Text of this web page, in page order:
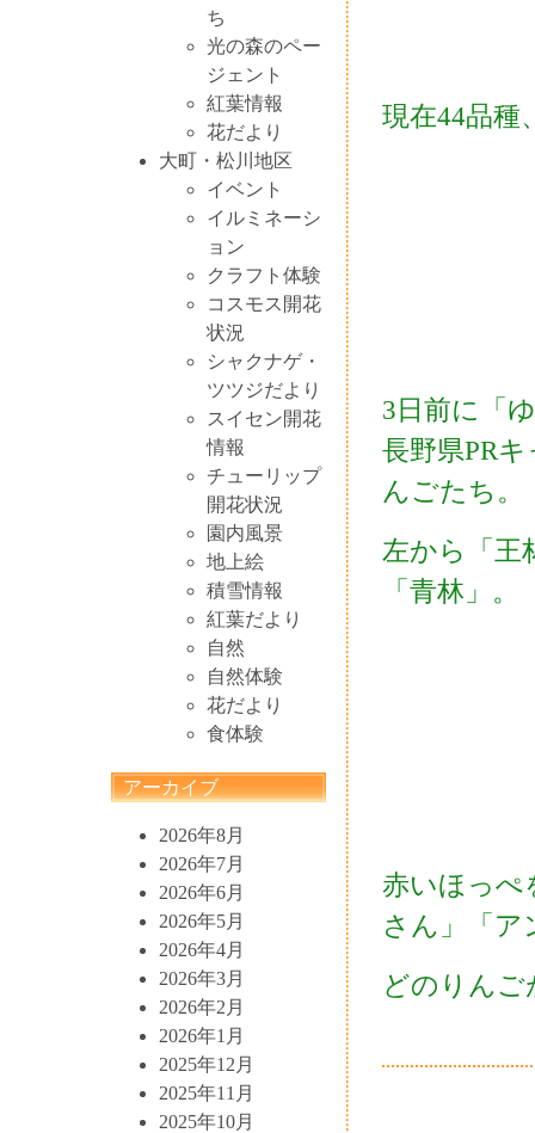
ち
光の森のペー
ジェント
紅葉情報
花だより
大町・松川地区
イベント
イルミネーシ
ョン
クラフト体験
コスモス開花
状況
シャクナゲ・
ツツジだより
スイセン開花
情報
チューリップ
開花状況
園内風景
地上絵
積雪情報
紅葉だより
自然
自然体験
花だより
食体験
アーカイブ
2026年8月
2026年7月
2026年6月
2026年5月
2026年4月
2026年3月
2026年2月
2026年1月
2025年12月
2025年11月
2025年10月
現在44品種
3日前に「
長野県PR
んごたち。
左から「王
「青林」。
赤いほっぺ
さん」「ア
どのりん